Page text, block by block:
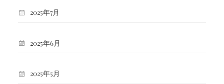
2025年7月
2025年6月
2025年5月